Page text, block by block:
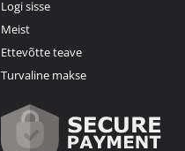
Logi sisse
Meist
Ettevõtte teave
Turvaline makse